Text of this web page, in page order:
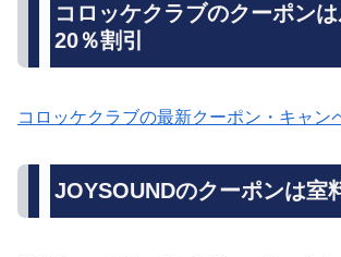
コロッケクラブのクーポン
20％割引
コロッケクラブの最新クーポン・キャン
JOYSOUNDのクーポンは室